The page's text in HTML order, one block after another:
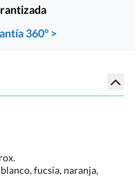
360° >
fucsia, naranja,